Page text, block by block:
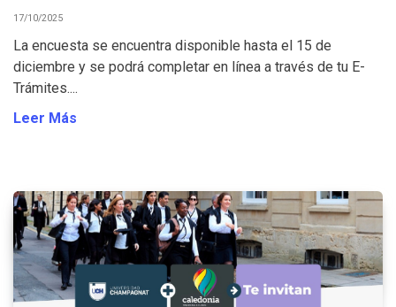
17/10/2025
La encuesta se encuentra disponible hasta el 15 de
diciembre y se podrá completar en línea a través de tu E-
Trámites....
Leer Más